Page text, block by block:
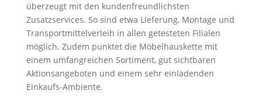
überzeugt mit den kundenfreundlichsten
Zusatzservices. So sind etwa Lieferung, Montage und
Transportmittelverleih in allen getesteten Filialen
möglich. Zudem punktet die Möbelhauskette mit
einem umfangreichen Sortiment, gut sichtbaren
Aktionsangeboten und einem sehr einladenden
Einkaufs-Ambiente.